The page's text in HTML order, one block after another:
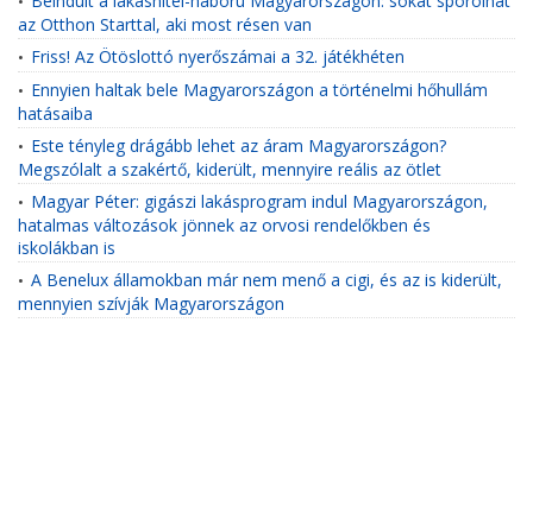
az Otthon Starttal, aki most résen van
• Friss! Az Ötöslottó nyerőszámai a 32. játékhéten
• Ennyien haltak bele Magyarországon a történelmi hőhullám
hatásaiba
• Este tényleg drágább lehet az áram Magyarországon?
Megszólalt a szakértő, kiderült, mennyire reális az ötlet
• Magyar Péter: gigászi lakásprogram indul Magyarországon,
hatalmas változások jönnek az orvosi rendelőkben és
iskolákban is
• A Benelux államokban már nem menő a cigi, és az is kiderült,
mennyien szívják Magyarországon